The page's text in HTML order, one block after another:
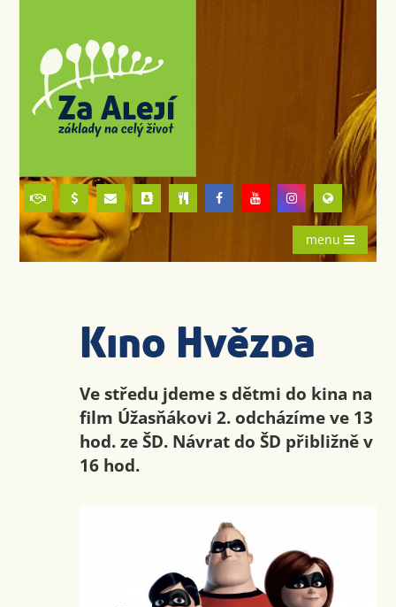
menu
Kino Hvězda
Ve středu jdeme s dětmi do kina na
film Úžasňákovi 2. odcházíme ve 13
hod. ze ŠD. Návrat do ŠD přibližně v
16 hod.